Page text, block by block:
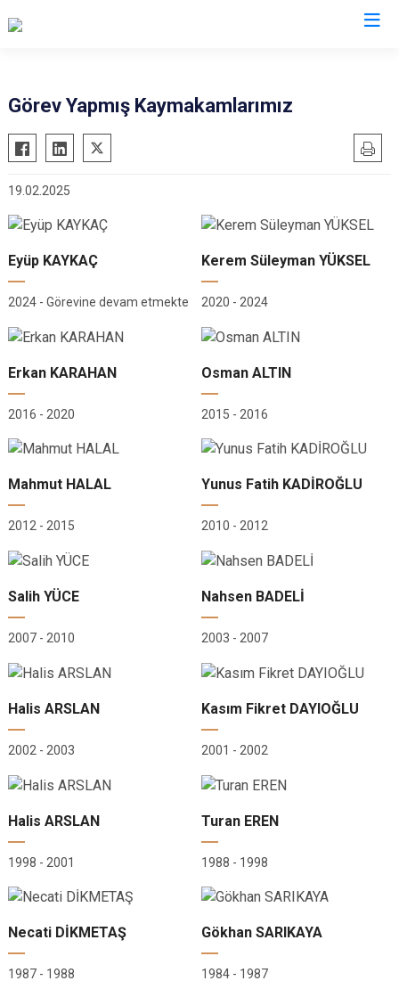
Çerkezköy
Çorlu
Hayrabolu
Malkara
Marmaraereğlisi
Muratlı
Ergene
Kapaklı
Görev Yapmış Kaymakamlarımız
19.02.2025
Eyüp KAYKAÇ
2024 - Görevine devam etmekte
Kerem Süleyman YÜKSEL
2020 - 2024
Erkan KARAHAN
2016 - 2020
Osman ALTIN
2015 - 2016
Mahmut HALAL
2012 - 2015
Yunus Fatih KADİROĞLU
2010 - 2012
Salih YÜCE
2007 - 2010
Nahsen BADELİ
2003 - 2007
Halis ARSLAN
2002 - 2003
Kasım Fikret DAYIOĞLU
2001 - 2002
Halis ARSLAN
1998 - 2001
Turan EREN
1988 - 1998
Necati DİKMETAŞ
1987 - 1988
Gökhan SARIKAYA
1984 - 1987